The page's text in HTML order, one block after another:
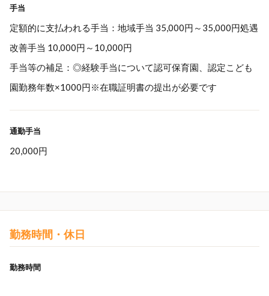
手当
定額的に支払われる手当：地域手当 35,000円～35,000円処遇
改善手当 10,000円～10,000円
手当等の補足：◎経験手当について認可保育園、認定こども
園勤務年数×1000円※在職証明書の提出が必要です
通勤手当
20,000円
勤務時間・休日
勤務時間